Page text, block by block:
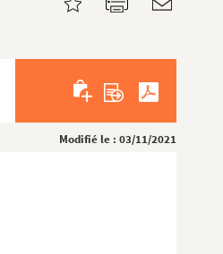
Modifié le : 03/11/2021